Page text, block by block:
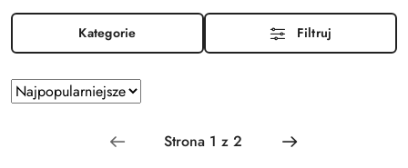
Kategorie Filtruj
Zastosowano
sortowanie:
Najpopularniejsze.
Sortuj
według